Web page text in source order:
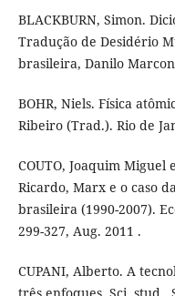
BLACKBURN, Simon.
Tradução de Desidério
brasileira, Danilo
BOHR, Niels. Física
Ribeiro (Trad.). Rio de
COUTO, Joaquim Miguel
Ricardo, Marx e o caso
brasileira (1990-2007).
299-327, Aug. 2011 .
CUPANI, Alberto. A